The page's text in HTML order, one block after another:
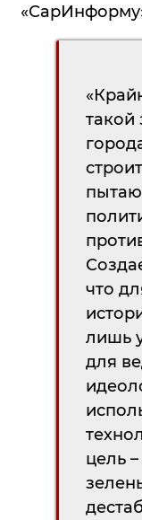
такой
что
лишь
для
цель